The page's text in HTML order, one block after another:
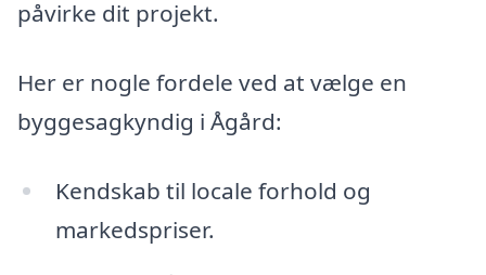
påvirke dit projekt.
Her er nogle fordele ved at vælge en
byggesagkyndig i Ågård:
Kendskab til locale forhold og
markedspriser.